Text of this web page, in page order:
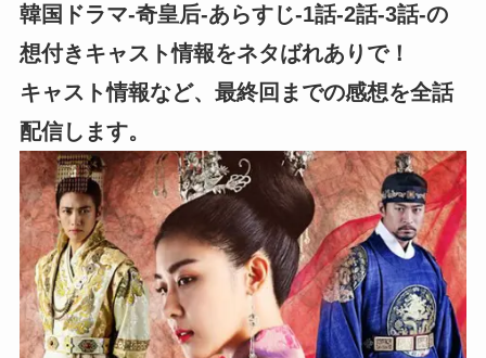
韓国ドラマ-奇皇后-あらすじ-1話-2話-3話-の
想付きキャスト情報をネタばれありで！
キャスト情報など、最終回までの感想を全話
配信します。